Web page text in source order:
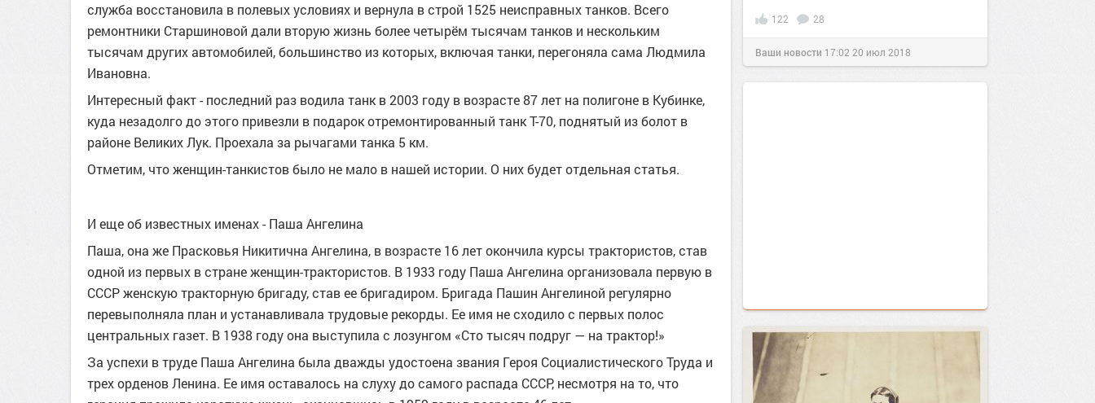
служба восстановила в полевых условиях и вернула в строй 1525 неисправных танков. Всего
ремонтники Старшиновой дали вторую жизнь более четырём тысячам танков и нескольким
тысячам других автомобилей, большинство из которых, включая танки, перегоняла сама Людмила
Ивановна.
Интересный факт - последний раз водила танк в 2003 году в возрасте 87 лет на полигоне в Кубинке,
куда незадолго до этого привезли в подарок отремонтированный танк Т-70, поднятый из болот в
районе Великих Лук. Проехала за рычагами танка 5 км.
Отметим, что женщин-танкистов было не мало в нашей истории. О них будет отдельная статья.
И еще об известных именах - Паша Ангелина
Паша, она же Прасковья Никитична Ангелина, в возрасте 16 лет окончила курсы трактористов, став
одной из первых в стране женщин-трактористов. В 1933 году Паша Ангелина организовала первую в
СССР женскую тракторную бригаду, став ее бригадиром. Бригада Пашин Ангелиной регулярно
перевыполняла план и устанавливала трудовые рекорды. Ее имя не сходило с первых полос
центральных газет. В 1938 году она выступила с лозунгом «Сто тысяч подруг — на трактор!»
За успехи в труде Паша Ангелина была дважды удостоена звания Героя Социалистического Труда и
трех орденов Ленина. Ее имя оставалось на слуху до самого распада СССР, несмотря на то, что
122 28
Ваши новости 17:02 20 июл 2018